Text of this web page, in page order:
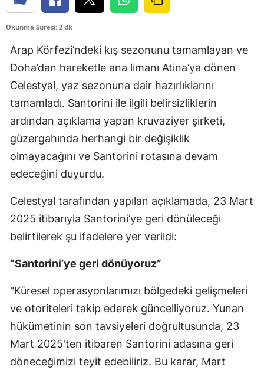
Okunma Süresi: 2 dk
Arap Körfezi’ndeki kış sezonunu tamamlayan ve
Doha’dan hareketle ana limanı Atina’ya dönen
Celestyal, yaz sezonuna dair hazırlıklarını
tamamladı. Santorini ile ilgili belirsizliklerin
ardından açıklama yapan kruvaziyer şirketi,
güzergahında herhangi bir değişiklik
olmayacağını ve Santorini rotasına devam
edeceğini duyurdu.
Celestyal tarafından yapılan açıklamada, 23 Mart
2025 itibarıyla Santorini’ye geri dönüleceği
belirtilerek şu ifadelere yer verildi:
“Santorini’ye geri dönüyoruz”
"Küresel operasyonlarımızı bölgedeki gelişmeleri
ve otoriteleri takip ederek güncelliyoruz. Yunan
hükümetinin son tavsiyeleri doğrultusunda, 23
Mart 2025'ten itibaren Santorini adasına geri
döneceğimizi teyit edebiliriz. Bu karar, Mart